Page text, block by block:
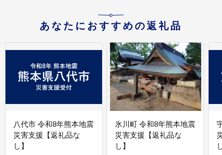
あなたにおすすめの返礼品
八代市 令和8年熊本地震
災害支援【返礼品な
し】
氷川町 令和8年熊本地震
災害支援【返礼品な
し】